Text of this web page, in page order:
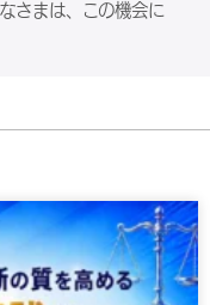
さまは、この機会に